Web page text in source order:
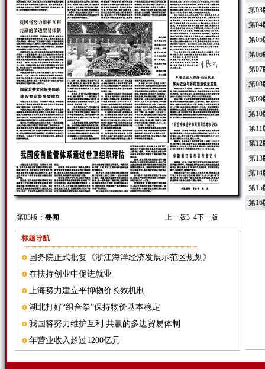
第03版： 要闻 上一版3 4下一版
标题导航
国务院正式批复《浙江海洋经济发展示范区规划》
在扶持创业中促进就业
上海努力建立平抑物价长效机制
湖北打好“组合拳”保持物价基本稳定
我国将努力维护互利 共赢的多边贸易体制
年营业收入超过1200亿元
第03
第04
第05
第06
第07
第08
第09
第10
第11
第12
第13
第14
第15
第16